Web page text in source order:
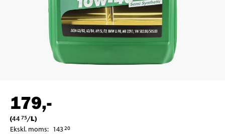
179,-
(4475/L)
Ekskl. moms: 14320